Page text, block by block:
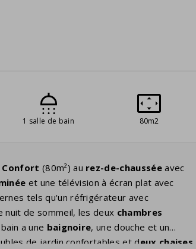
1 salle de bain 80m2
Confort (80m²) au rez-de-chausséeavec
et une télévision à écran plat avec
tels qu'un réfrigérateur avec
nuit de sommeil, les deux chambres
a une baignoire, une douche et un
de jardin confortables et deux chaises